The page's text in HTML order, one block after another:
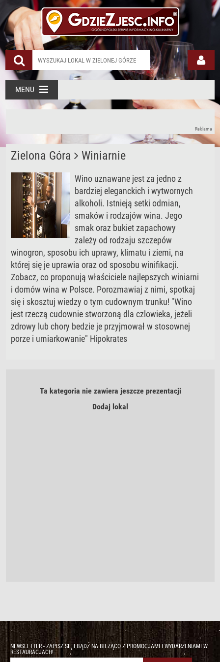
MENU
Reklama
Zielona Góra Winiarnie
Wino uznawane jest za jedno z
bardziej eleganckich i wytwornych
alkoholi. Istnieją setki odmian,
smaków i rodzajów wina. Jego
smak oraz bukiet zapachowy
zależy od rodzaju szczepów
winogron, sposobu ich uprawy, klimatu i ziemi, na
której się je uprawia oraz od sposobu winifikacji.
Zobacz, co proponują właściciele najlepszych winiarni
i domów wina w Polsce. Porozmawiaj z nimi, spotkaj
się i skosztuj wiedzy o tym cudownym trunku! "Wino
jest rzeczą cudownie stworzoną dla czlowieka, jeżeli
zdrowy lub chory bedzie je przyjmował w stosownej
porze i umiarkowanie" Hipokrates
Ta kategoria nie zawiera jeszcze prezentacji
Dodaj lokal
NEWSLETTER - ZAPISZ SIĘ I BĄDŹ NA BIEŻĄCO Z PROMOCJAMI I WYDARZENIAMI W
RESTAURACJACH!